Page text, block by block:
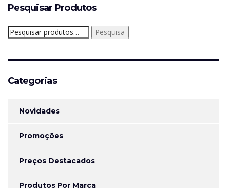
Pesquisar Produtos
Pesquisar
por:
Pesquisa
Categorias
Novidades
Promoções
Preços Destacados
Produtos Por Marca